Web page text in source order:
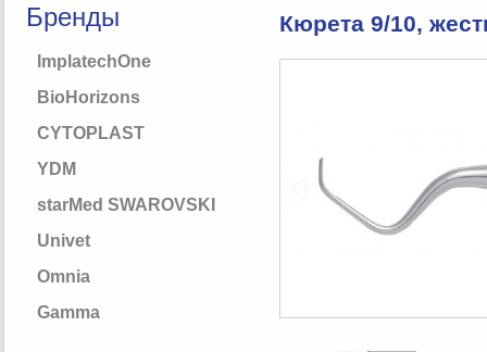
Бренды
ImplatechOne
BioHorizons
CYTOPLAST
YDM
starMed SWAROVSKI
Univet
Omnia
Gamma
Кюрета 9/10,